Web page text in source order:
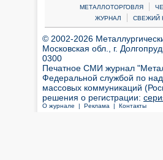
МЕТАЛЛОТОРГОВЛЯ |
ЖУРНАЛ
| СВЕЖИЙ
© 2002-2026
Московская обл., г.
0300
Печатное СМИ журнал
Федеральной службой по
массовых коммуникаций
решения о регистрации:
О журнале | Реклама | Контакты